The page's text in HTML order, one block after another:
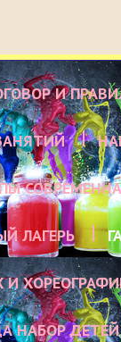
И
ЛАГЕРЬ
И
НАБОР ДЕТЕЙ